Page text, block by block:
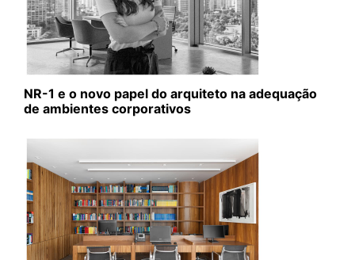
NR-1 e o novo papel do arquiteto na adequação
de ambientes corporativos